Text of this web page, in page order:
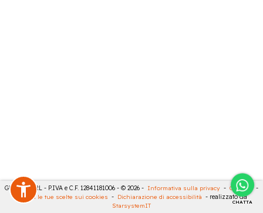
CHATTA
GECO 14 SRL - P.IVA e C.F. 12841181006 - © 2026 - Informativa sulla privacy - Cookies
-
Rivedi le tue scelte sui cookies - Dichiarazione di accessibilità - realizzato da
StarsystemIT